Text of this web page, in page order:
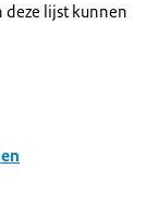
deze lijst kunnen